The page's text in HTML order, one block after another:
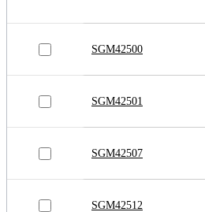
SGM42500
SGM42501
SGM42507
SGM42512